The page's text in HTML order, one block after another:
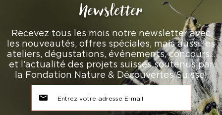
Newsletter
Recevez tous les mois notre newsletter avec
les nouveautés, offres spéciales, mais aussi les
ateliers, dégustations, événements, concours…
et l’actualité des projets suisses soutenus par
la Fondation Nature & Découvertes Suisse!